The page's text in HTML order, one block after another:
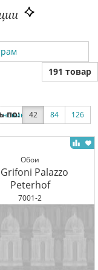
191 товар
новинки по скидке
по: 42 84 126
Обои
Palazzo
Peterhof
7001-2